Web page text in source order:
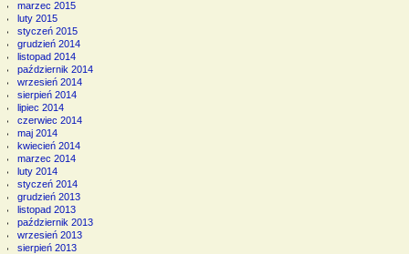
marzec 2015
luty 2015
styczeń 2015
grudzień 2014
listopad 2014
październik 2014
wrzesień 2014
sierpień 2014
lipiec 2014
czerwiec 2014
maj 2014
kwiecień 2014
marzec 2014
luty 2014
styczeń 2014
grudzień 2013
listopad 2013
październik 2013
wrzesień 2013
sierpień 2013